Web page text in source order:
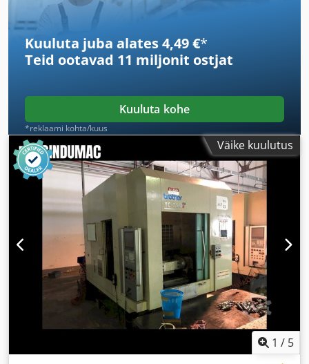
Kuuluta juba alates 4,49 €*
Teid ootavad 11 miljonit ostjat
Kuuluta kohe
*reklaami kohta/kuus
Väike kuulutus
1 / 5